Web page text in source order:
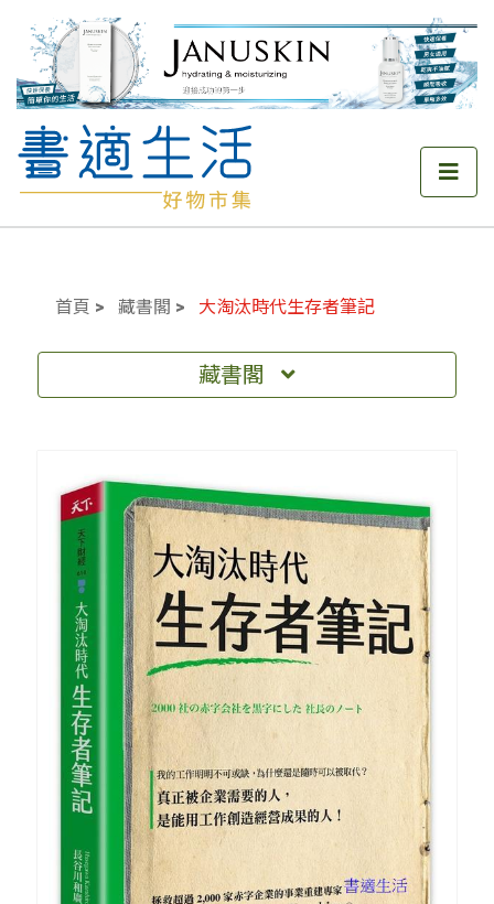
首頁 藏書閣 大淘汰時代生存者筆記
藏書閣